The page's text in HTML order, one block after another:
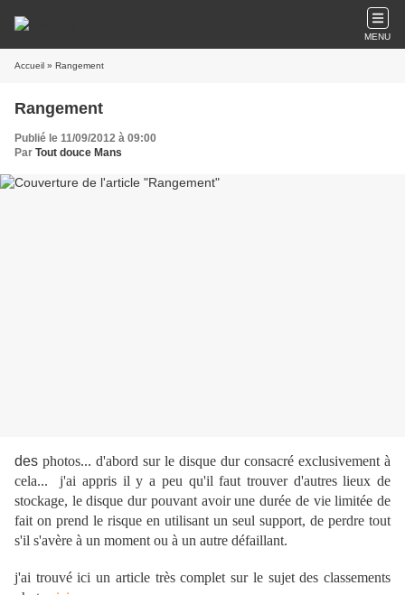
MENU
Accueil » Rangement
Rangement
Publié le 11/09/2012 à 09:00
Par Tout douce Mans
des photos... d'abord sur le disque dur consacré exclusivement à
cela... j'ai appris il y a peu qu'il faut trouver d'autres lieux de
stockage, le disque dur pouvant avoir une durée de vie limitée de
fait on prend le risque en utilisant un seul support, de perdre tout
s'il s'avère à un moment ou à un autre défaillant.
j'ai trouvé ici un article très complet sur le sujet des classements